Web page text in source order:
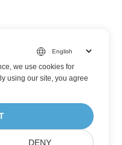
we use cookies for
using our site, you agree
DENY